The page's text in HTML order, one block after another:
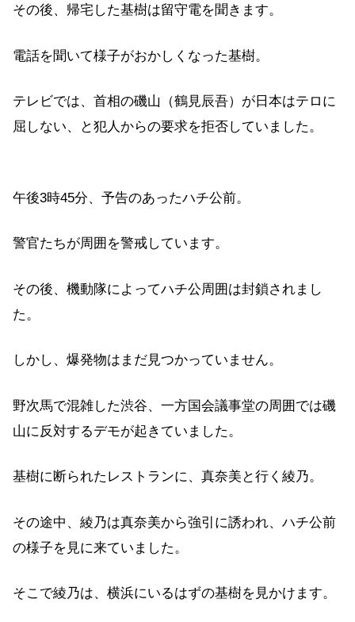
その後、帰宅した基樹は留守電を聞きます。
電話を聞いて様子がおかしくなった基樹。
テレビでは、首相の磯山（鶴見辰吾）が日本はテロに
屈しない、と犯人からの要求を拒否していました。
午後3時45分、予告のあったハチ公前。
警官たちが周囲を警戒しています。
その後、機動隊によってハチ公周囲は封鎖されまし
た。
しかし、爆発物はまだ見つかっていません。
野次馬で混雑した渋谷、一方国会議事堂の周囲では磯
山に反対するデモが起きていました。
基樹に断られたレストランに、真奈美と行く綾乃。
その途中、綾乃は真奈美から強引に誘われ、ハチ公前
の様子を見に来ていました。
そこで綾乃は、横浜にいるはずの基樹を見かけます。